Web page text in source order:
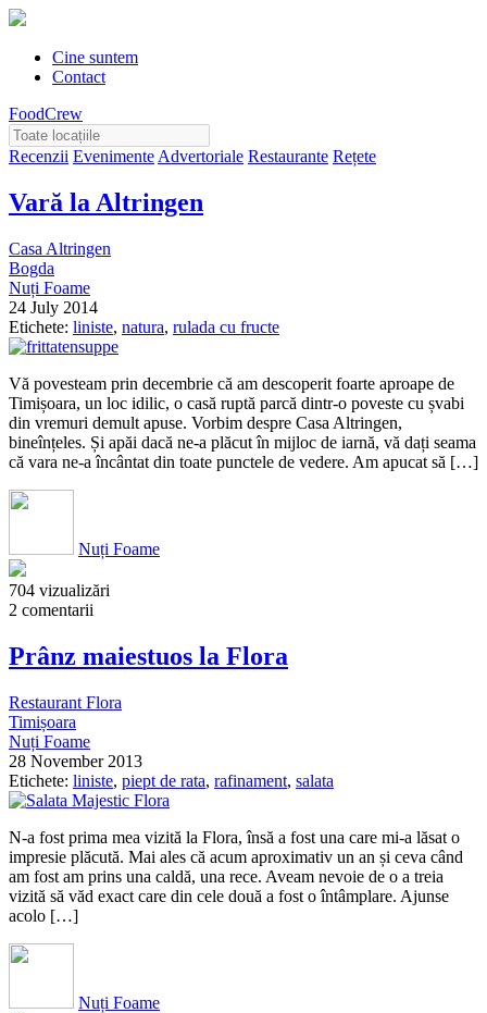
Cine suntem
Contact
FoodCrew
Recenzii Evenimente Advertoriale Restaurante Rețete
Vară la Altringen
Casa Altringen
Bogda
Nuți Foame
24 July 2014
Etichete: liniste, natura, rulada cu fructe
Vă povesteam prin decembrie că am descoperit foarte aproape de
Timișoara, un loc idilic, o casă ruptă parcă dintr-o poveste cu șvabi
din vremuri demult apuse. Vorbim despre Casa Altringen,
bineînțeles. Și apăi dacă ne-a plăcut în mijloc de iarnă, vă dați seama
că vara ne-a încântat din toate punctele de vedere. Am apucat să […]
Nuți Foame
704 vizualizări
2 comentarii
Prânz maiestuos la Flora
Restaurant Flora
Timișoara
Nuți Foame
28 November 2013
Etichete: liniste, piept de rata, rafinament, salata
N-a fost prima mea vizită la Flora, însă a fost una care mi-a lăsat o
impresie plăcută. Mai ales că acum aproximativ un an și ceva când
am fost am prins una caldă, una rece. Aveam nevoie de o a treia
vizită să văd exact care din cele două a fost o întâmplare. Ajunse
acolo […]
Nuți Foame